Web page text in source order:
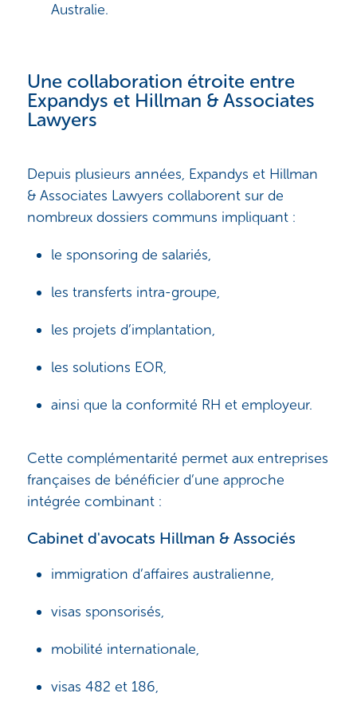
Australie.
Une collaboration étroite entre
Expandys et Hillman & Associates
Lawyers
Depuis plusieurs années, Expandys et Hillman
& Associates Lawyers collaborent sur de
nombreux dossiers communs impliquant :
le sponsoring de salariés,
les transferts intra-groupe,
les projets d’implantation,
les solutions EOR,
ainsi que la conformité RH et employeur.
Cette complémentarité permet aux entreprises
françaises de bénéficier d’une approche
intégrée combinant :
Cabinet d'avocats Hillman & Associés
immigration d’affaires australienne,
visas sponsorisés,
mobilité internationale,
visas 482 et 186,